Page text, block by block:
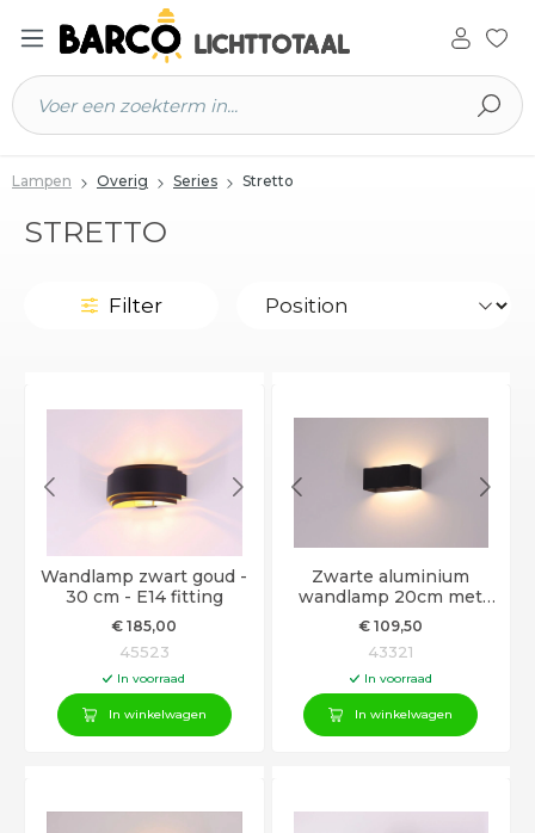
hoofdinhoud
Lampen Overig Series Stretto
STRETTO
Filter
Wandlamp zwart goud -
30 cm - E14 fitting
€ 185,00
45523
In voorraad
In winkelwagen
Zwarte aluminium
wandlamp 20cm met
geïntegreerde LED
€ 109,50
43321
In voorraad
In winkelwagen